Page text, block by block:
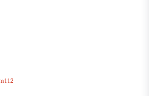
Der er udløst en brandalarm i en bygning